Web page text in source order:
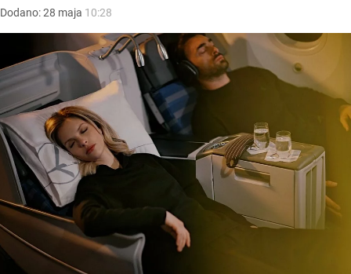
Dodano:28 maja 10:28